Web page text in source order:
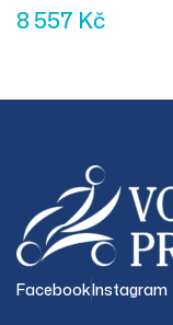
8 557 Kč
FacebookInstagram